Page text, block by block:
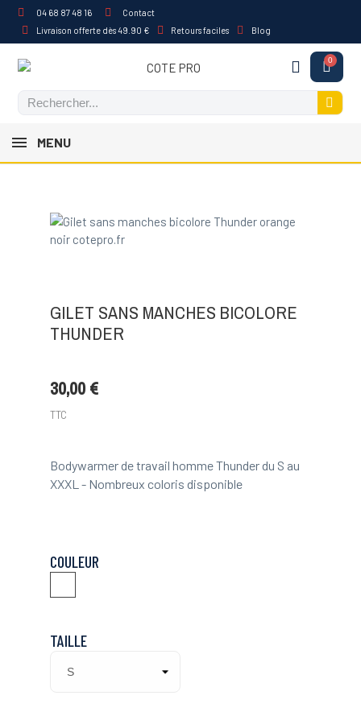
04 68 87 48 16
Contact
Livraison offerte dès 49.90 €
Retours faciles Blog
MENU
GILET SANS MANCHES BICOLORE
THUNDER
30,00 €
TTC
Bodywarmer de travail homme Thunder du S au
XXXL - Nombreux coloris disponible
COULEUR
Orange
TAILLE